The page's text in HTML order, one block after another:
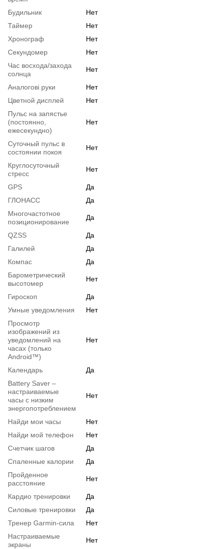
Будильник
Нет
Таймер
Нет
Хронограф
Нет
Секундомер
Нет
Час восхода/захода
солнца
Нет
Аналогові руки
Нет
Цветной дисплей
Нет
Пульс на запястье
(постоянно,
ежесекундно)
Нет
Суточный пульс в
состоянии покоя
Нет
Круглосуточный
стресс
Нет
GPS
Да
ГЛОНАСС
Да
Многочастотное
позиционирование
Да
QZSS
Да
Галилей
Да
Компас
Да
Барометрический
высотомер
Нет
Гироскоп
Да
Умные уведомления
Нет
Просмотр
изображений из
уведомлений на
часах (только
Android™)
Нет
Календарь
Да
Battery Saver –
настраиваемые
часы с низким
энергопотреблением
Нет
Найди мои часы
Нет
Найди мой телефон
Нет
Счетчик шагов
Да
Спаленные калории
Да
Пройденное
расстояние
Нет
Кардио тренировки
Да
Силовые тренировки
Да
Тренер Garmin-сила
Нет
Настраиваемые
экраны
Нет